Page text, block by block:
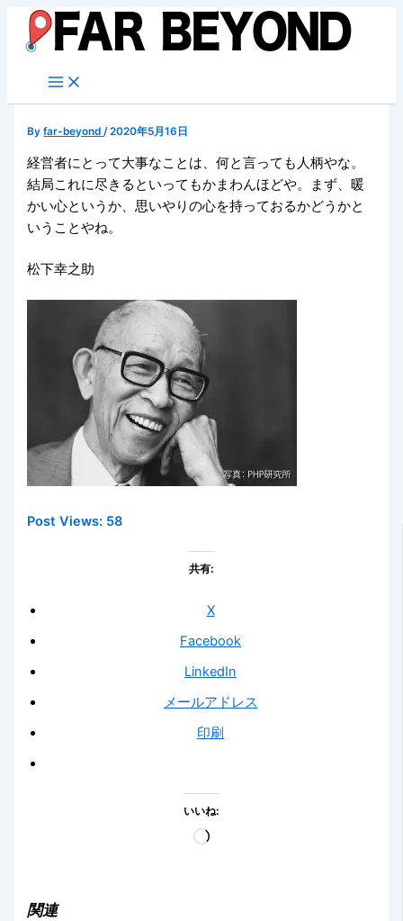
キ
Byfar-beyond/2020年5月16日
経営者にとって大事なことは、何と言っても人柄やな。
結局これに尽きるといってもかまわんほどや。まず、暖
かい心というか、思いやりの心を持っておるかどうかと
いうことやね。
松下幸之助
Post Views: 58
共有:
X
Facebook
LinkedIn
メールアドレス
印刷
いいね:
読
関連